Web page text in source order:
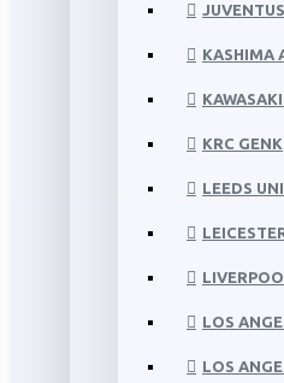
JUVENTUS
KASHIMA
KRC GENK
LEEDS
LOS
LOS